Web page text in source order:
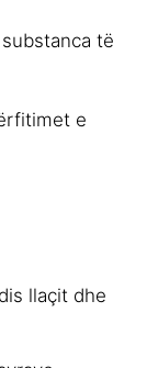
të
e
llaçit dhe